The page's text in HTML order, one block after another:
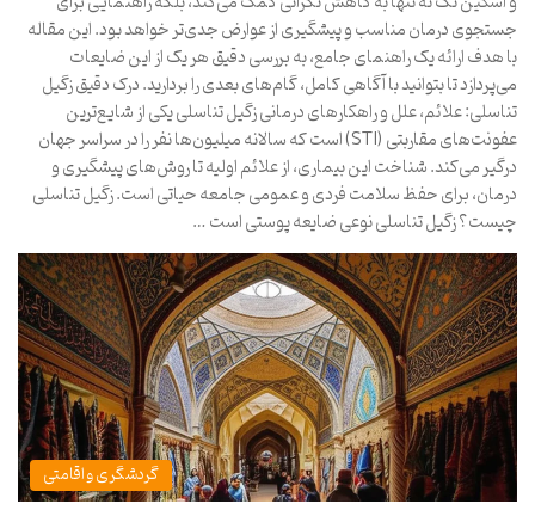
جستجوی درمان مناسب و پیشگیری از عوارض جدی‌تر خواهد بود. این مقاله
با هدف ارائه یک راهنمای جامع، به بررسی دقیق هر یک از این ضایعات
می‌پردازد تا بتوانید با آگاهی کامل، گام‌های بعدی را بردارید. درک دقیق زگیل
تناسلی: علائم، علل و راهکارهای درمانی زگیل تناسلی یکی از شایع‌ترین
عفونت‌های مقاربتی (STI) است که سالانه میلیون‌ها نفر را در سراسر جهان
درگیر می‌کند. شناخت این بیماری، از علائم اولیه تا روش‌های پیشگیری و
درمان، برای حفظ سلامت فردی و عمومی جامعه حیاتی است. زگیل تناسلی
چیست؟ زگیل تناسلی نوعی ضایعه پوستی است …
گردشگری و اقامتی